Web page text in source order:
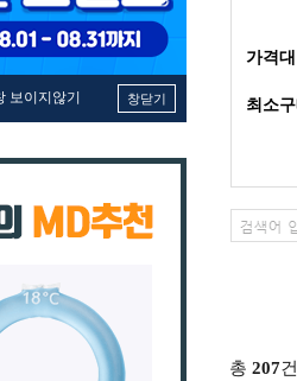
보이지않기 창닫기
가격대
최소
총 207